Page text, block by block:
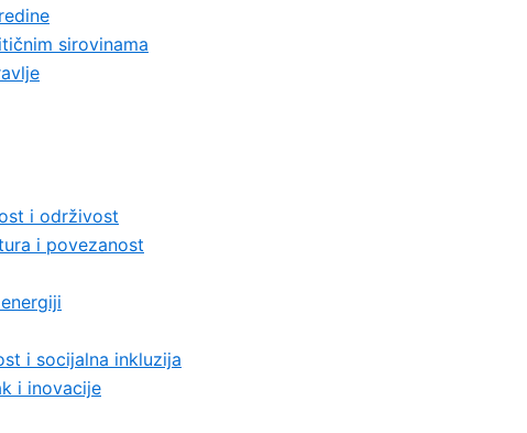
sirovinama
i održivost
i povezanost
i socijalna inkluzija
i inovacije